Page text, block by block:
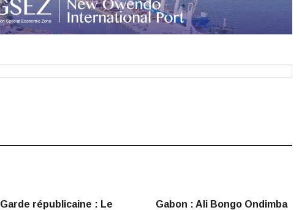
Garde républicaine : Le
Gabon : Ali Bongo Ondimba